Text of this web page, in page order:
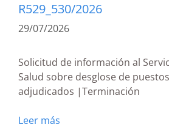
R529_530/2026
29/07/2026
Solicitud de información al
Salud sobre desglose de
adjudicados |Terminación
Leer más